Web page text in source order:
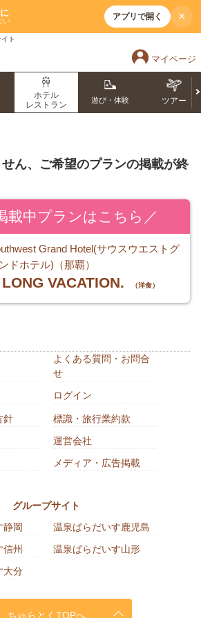
い アプリで開く ×
ト
マイページ
ホテル
レストラン
遊び・体験 ツアー
ん、ご希望のプランの掲載が終
載中プランはこちら／
Grand Hotel(サウスウエストグ
ドホテル)（那覇）
VACATION. （洋食）
よくある質問・お問合
せ
ログイン
針
標識・旅行業約款
運営会社
メディア・広告掲載
グループサイト
静岡
温泉ぱらだいす鹿児島
州
温泉ぱらだいす山形
大分
ちゅらとくTOPへ